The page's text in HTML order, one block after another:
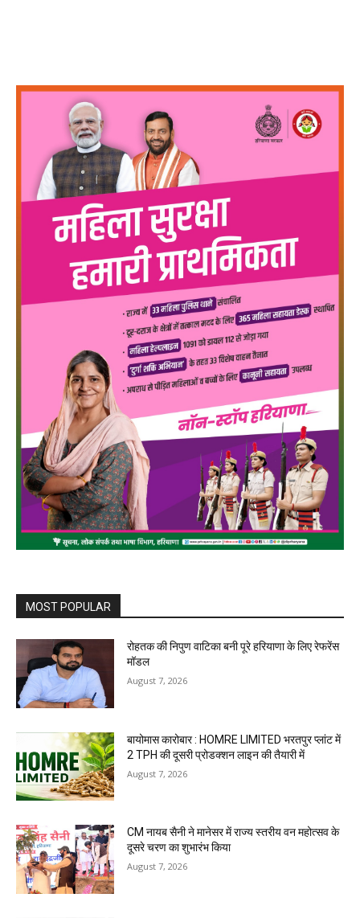
MOST POPULAR
रोहतक की निपुण वाटिका बनी पूरे हरियाणा के लिए रेफरेंस
मॉडल
August 7, 2026
बायोमास कारोबार : HOMRE LIMITED भरतपुर प्लांट में
2 TPH की दूसरी प्रोडक्शन लाइन की तैयारी में
August 7, 2026
CM नायब सैनी ने मानेसर में राज्य स्तरीय वन महोत्सव के
दूसरे चरण का शुभारंभ किया
August 7, 2026